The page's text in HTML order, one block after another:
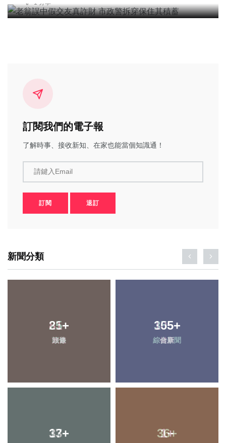
1 分享
訂閱我們的電子報
了解時事、接收新知、在家也能當個知識通！
請鍵入Email
訂閱 退訂
新聞分類
25+
頭條
355+
綜合新聞
17+ 1+